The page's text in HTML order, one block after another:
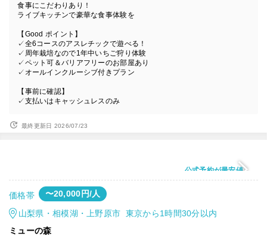
食事にこだわりあり！
ライブキッチンで豪華な食事体験を
【Good ポイント】
✓全6コースのアスレチックで遊べる！
✓周年栽培なので1年中いちご狩り体験
✓ペット可＆バリアフリーのお部屋あり
✓オールインクルーシブ付きプラン
【事前に確認】
✓支払いはキャッシュレスのみ
最終更新日 2026/07/23
公式予約が最安値
価格帯 〜20,000円/人
山梨県・相模湖・上野原市 東京から1時間30分以内
ミューの森